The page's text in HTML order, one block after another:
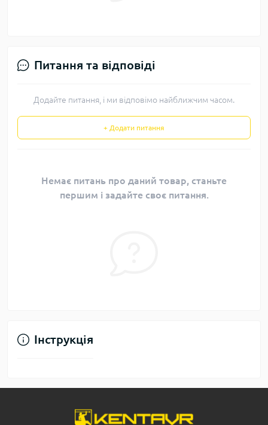
Питання та відповіді
Додайте питання, і ми відповімо найближчим часом.
+ Додати питання
Немає питань про даний товар, станьте
першим і задайте своє питання.
Інструкція